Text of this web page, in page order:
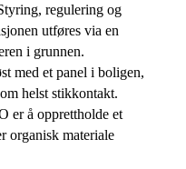
regulering og
utføres via en
i grunnen.
med et panel i boligen,
helst stikkontakt.
er å opprettholde et
organisk materiale